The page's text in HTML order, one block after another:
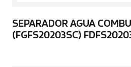
SEPARADOR AGUA
(FGFS20203SC)